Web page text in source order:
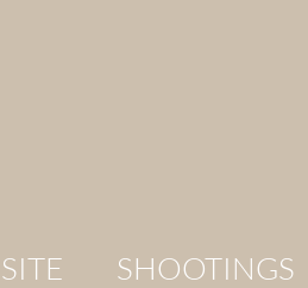
SHOOTINGS